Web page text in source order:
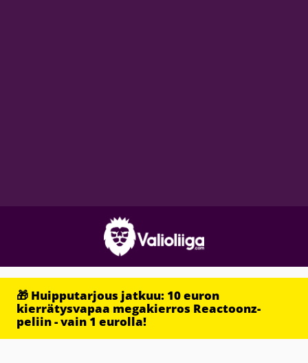
🎁 Huipputarjous jatkuu: 10 euron
kierrätysvapaa megakierros Reactoonz-
peliin - vain 1 eurolla!